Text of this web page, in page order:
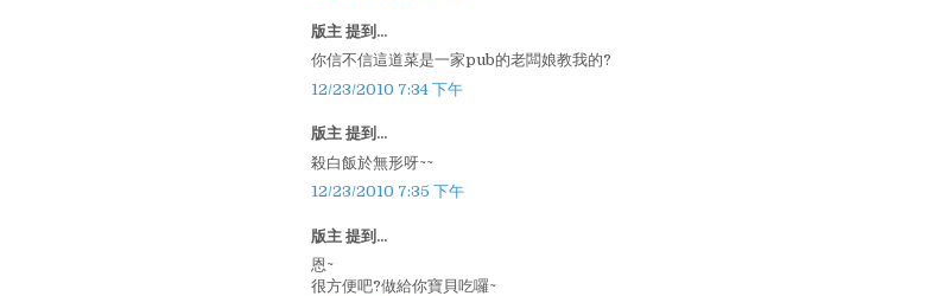
版主 提到...
你信不信這道菜是一家pub的老闆娘教我的?
12/23/2010 7:34 下午
版主 提到...
殺白飯於無形呀~~
12/23/2010 7:35 下午
版主 提到...
恩~
很方便吧?做給你寶貝吃囉~